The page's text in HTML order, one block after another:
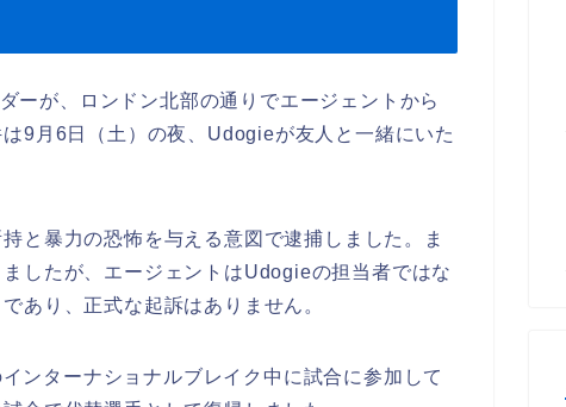
ーが、ロンドン北部の通りでエージェントから
9月6日（土）の夜、Udogieが友人と一緒にいた
と暴力の恐怖を与える意図で逮捕しました。ま
したが、エージェントはUdogieの担当者ではな
あり、正式な起訴はありません。
ンターナショナルブレイク中に試合に参加して